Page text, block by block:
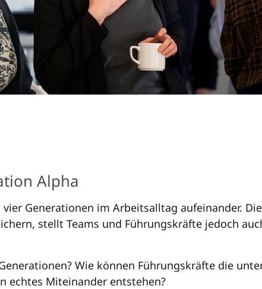
Alpha
Generationen im Arbeitsalltag aufeinander.
stellt Teams und Führungskräfte jedoch
Wie können Führungskräfte die
echtes Miteinander entstehen?